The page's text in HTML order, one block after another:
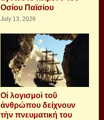
Οσίου Παϊσίου
July 13, 2026
Οἱ λογισμοὶ τοῦ
ἀνθρώπου δείχνουν
τὴν πνευματική του